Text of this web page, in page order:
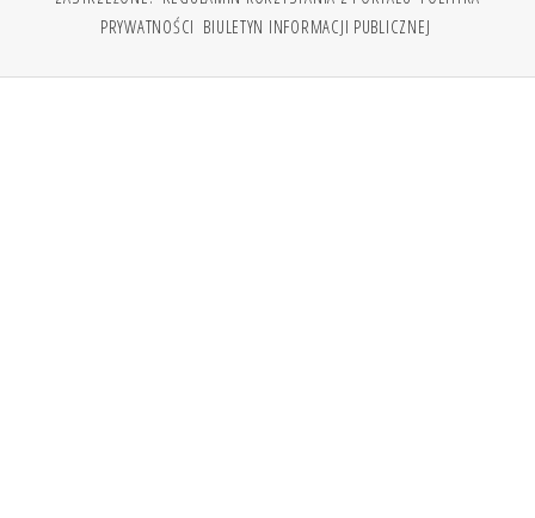
PRYWATNOŚCI BIULETYN INFORMACJI PUBLICZNEJ